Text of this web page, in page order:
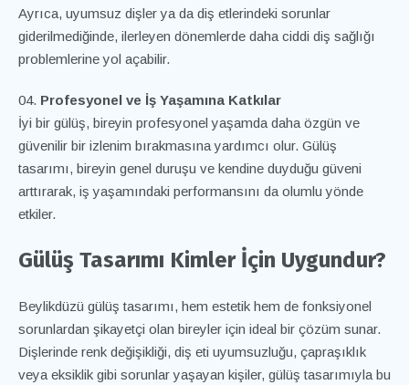
Ayrıca, uyumsuz dişler ya da diş etlerindeki sorunlar
giderilmediğinde, ilerleyen dönemlerde daha ciddi diş sağlığı
problemlerine yol açabilir.
Profesyonel ve İş Yaşamına Katkılar
İyi bir gülüş, bireyin profesyonel yaşamda daha özgün ve
güvenilir bir izlenim bırakmasına yardımcı olur. Gülüş
tasarımı, bireyin genel duruşu ve kendine duyduğu güveni
arttırarak, iş yaşamındaki performansını da olumlu yönde
etkiler.
Gülüş Tasarımı Kimler İçin Uygundur?
Beylikdüzü gülüş tasarımı, hem estetik hem de fonksiyonel
sorunlardan şikayetçi olan bireyler için ideal bir çözüm sunar.
Dişlerinde renk değişikliği, diş eti uyumsuzluğu, çapraşıklık
veya eksiklik gibi sorunlar yaşayan kişiler, gülüş tasarımıyla bu